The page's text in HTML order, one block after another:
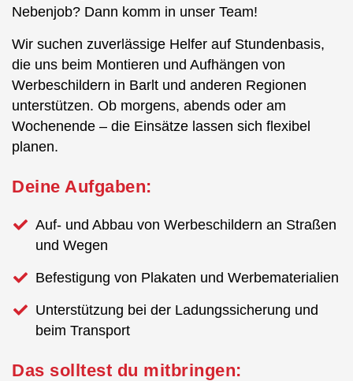
Nebenjob? Dann komm in unser Team!
Wir suchen zuverlässige Helfer auf Stundenbasis,
die uns beim Montieren und Aufhängen von
Werbeschildern in Barlt und anderen Regionen
unterstützen. Ob morgens, abends oder am
Wochenende – die Einsätze lassen sich flexibel
planen.
Deine Aufgaben:
Auf- und Abbau von Werbeschildern an Straßen
und Wegen
Befestigung von Plakaten und Werbematerialien
Unterstützung bei der Ladungssicherung und
beim Transport
Das solltest du mitbringen: